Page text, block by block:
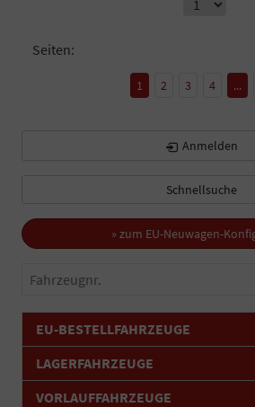
Seiten:
1 2 3 4 ...
Anmelden
Schnellsuche
» zum EU-Neuwagen-
Fahrzeugnr.
EU-BESTELLFAHRZEUGE
LAGERFAHRZEUGE
VORLAUFFAHRZEUGE